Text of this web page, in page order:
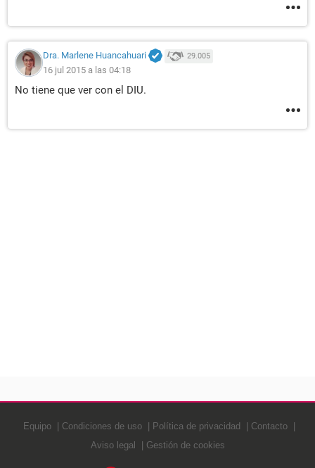
Dra. Marlene Huancahuari 29.005
16 jul 2015 a las 04:18
No tiene que ver con el DIU.
Equipo Condiciones de uso Política de privacidad
Contacto
Aviso legal
Gestión de cookies